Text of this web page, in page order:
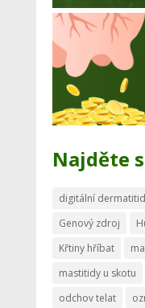
Najděte
digitální
Genový zdroj
Křtiny hříbat
mastitidy u skotu
odchov telat